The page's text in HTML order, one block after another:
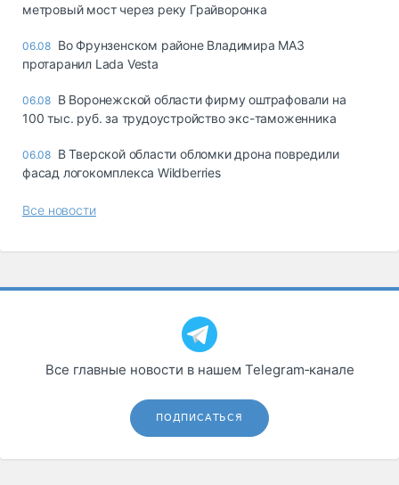
метровый мост через реку Грайворонка
06.08 Во Фрунзенском районе Владимира МАЗ
протаранил Lada Vesta
06.08 В Воронежской области фирму оштрафовали на
100 тыс. руб. за трудоустройство экс-таможенника
06.08 В Тверской области обломки дрона повредили
фасад логокомплекса Wildberries
Все новости
Все главные новости в нашем Telegram‑канале
ПОДПИСАТЬСЯ